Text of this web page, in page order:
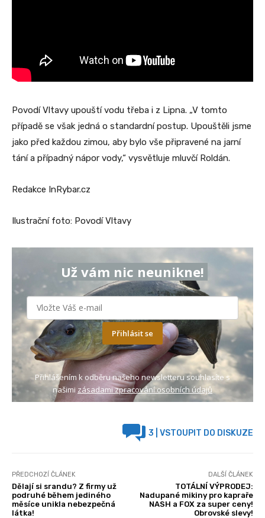
Povodí Vltavy upouští vodu třeba i z Lipna. „V tomto
případě se však jedná o standardní postup. Upouštěli jsme
jako před každou zimou, aby bylo vše připravené na jarní
tání a případný nápor vody,“ vysvětluje mluvčí Roldán.
Redakce InRybar.cz
Ilustrační foto: Povodí Vltavy
Už vám nic neunikne!
Přihlásit se
Přihlášením k odběru našeho newsletteru souhlasíte s
našimi zásadami zpracování osobních údajů
3 | VSTOUPIT DO DISKUZE
PŘEDCHOZÍ ČLÁNEK
Dělají si srandu? Z firmy už
podruhé během jediného
měsíce unikla nebezpečná
látka!
DALŠÍ ČLÁNEK
TOTÁLNÍ VÝPRODEJ:
Nadupané mikiny pro kapraře
NASH a FOX za super ceny!
Obrovské slevy!